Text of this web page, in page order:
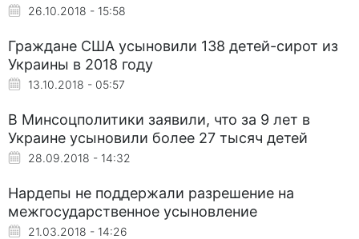
26.10.2018 - 15:58
Граждане США усыновили 138 детей-сирот из
Украины в 2018 году
13.10.2018 - 05:57
В Минсоцполитики заявили, что за 9 лет в
Украине усыновили более 27 тысяч детей
28.09.2018 - 14:32
Нардепы не поддержали разрешение на
межгосударственное усыновление
21.03.2018 - 14:26